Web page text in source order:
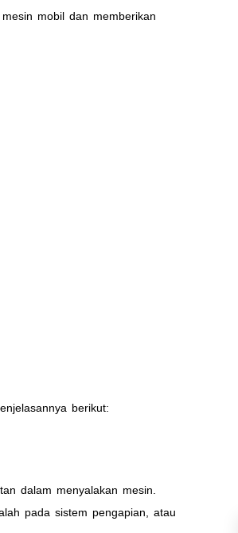
mobil dan memberikan
berikut:
dalam menyalakan mesin.
pada sistem pengapian, atau